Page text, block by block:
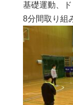
基礎運動、ド
8分間取り組